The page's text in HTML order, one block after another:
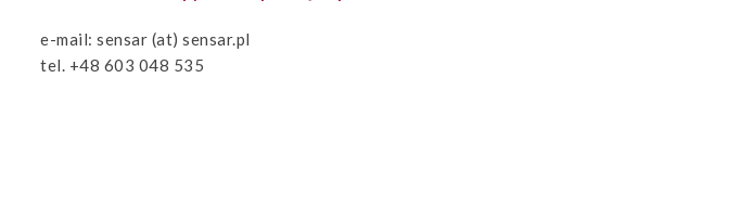
e-mail: sensar (at) sensar.pl
tel. +48 603 048 535